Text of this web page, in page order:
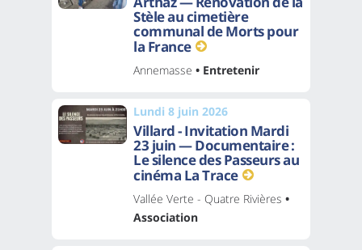
Stèle au cimetière
communal de Morts pour
la France
Annemasse • Entretenir
Lundi 8 juin 2026
Villard - Invitation Mardi
23 juin — Documentaire :
Le silence des Passeurs au
cinéma La Trace
Vallée Verte - Quatre Rivières •
Association